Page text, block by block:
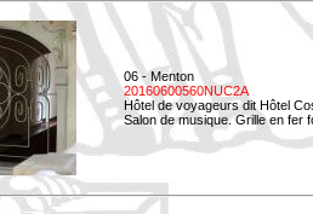
06 - Menton
20160600560NUC2A
Hôtel de voyageurs dit Hôtel
Salon de musique. Grille en fer